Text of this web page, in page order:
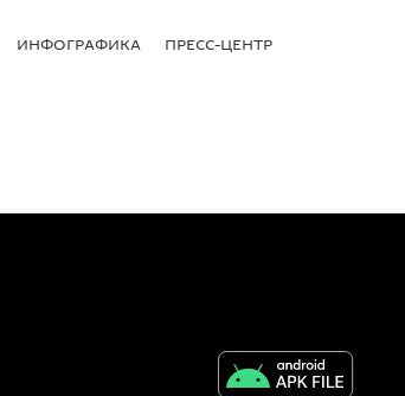
ИНФОГРАФИКА ПРЕСС-ЦЕНТР